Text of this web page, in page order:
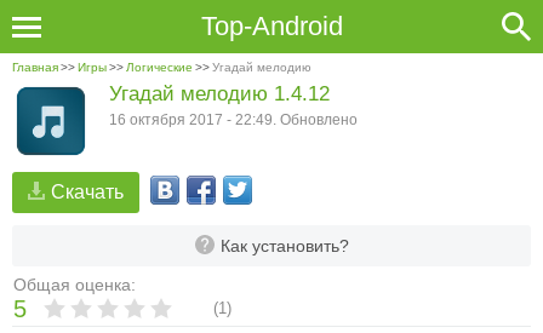
Top-Android
Главная>>Игры>> Логические >>Угадай мелодию
Скачать
Как установить?
Общая оценка:
5 (1)
Угадай мелодию 1.4.12
16 октября 2017 - 22:49. Обновлено